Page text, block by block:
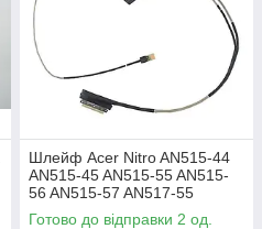
Шлейф Acer Nitro AN515-44
AN515-45 AN515-55 AN515-
56 AN515-57 AN517-55
(DC02C00PW00) б/в
Готово до відправки 2 од.